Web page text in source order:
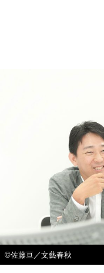
©佐藤亘／文藝春秋